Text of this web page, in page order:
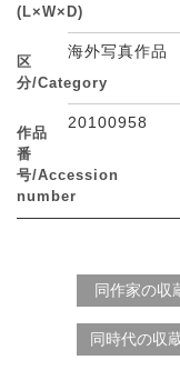
(L×W×D)
区
分/Category
海外写真作品
作品
番
号/Accession
number
20100958